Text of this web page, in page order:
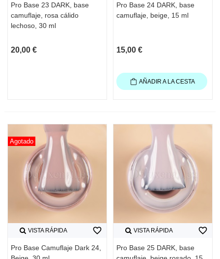
Pro Base 23 DARK, base
camuflaje, rosa cálido
lechoso, 30 ml
20,00 €
Pro Base 24 DARK, base
camuflaje, beige, 15 ml
15,00 €
AÑADIR A LA CESTA
Agotado
VISTA RÁPIDA
Pro Base Camuflaje Dark 24,
favorite_border VISTA RÁPIDA
Pro Base 25 DARK, base
favorite_border